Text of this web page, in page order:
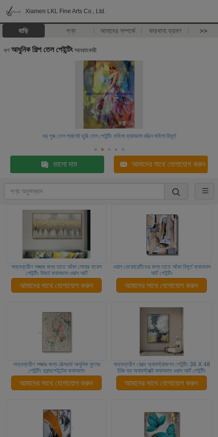
Xiamen LKL Fine Arts Co., Ltd.
বাড়ি পণ্য আমাদের সম্পর্কে কারখানা ভ্রমণ >>
গুণ আধুনিক শিল্প তেল পেইন্টিং সরবরাহকারী
বড় পুরু তেল প্যালেট ছুরি তেল পেইন্টিং মহিলা ক্যানভাস রঙিন মহিলা বিমূর্ত
ভালো দাম আমাদের সাথে যোগাযোগ করুন
অভ্যন্তরীণ সজ্জার জন্য হাতে আঁকা সোনার ফয়েল
পেইন্টিং বিমূর্ত ক্যানভাস ওয়াল আর্ট
আমাদের সাথে যোগাযোগ করুন
ওয়াল ডেকোরেটিভের জন্য হাতে আঁকা বিমূর্ত ক্যানভাস
আর্ট পেইন্টিং
আমাদের সাথে যোগাযোগ করুন
অভ্যন্তরীণ সজ্জার জন্য টেক্সচার্ড আধুনিক ফুলের
পেইন্টিং হ্যান্ডপেইন্টেড ক্যানভাস
আমাদের সাথে যোগাযোগ করুন
অভ্যন্তরীণ কোল্ড অ্যাবস্ট্রাকশন পেইন্টিং 36 X 48
ইঞ্চি বড় অ্যাবস্ট্রাক্ট ক্যানভাস ওয়াল আর্ট পেইন্টিং
আমাদের সাথে যোগাযোগ করুন